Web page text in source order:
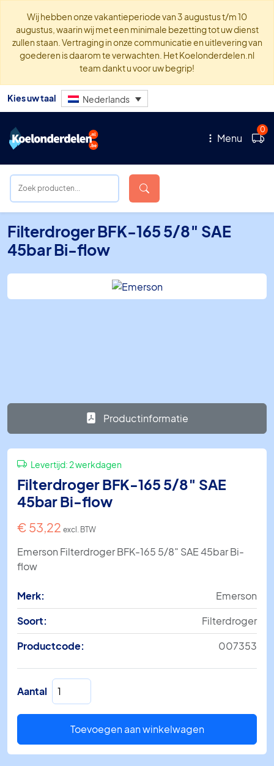
Wij hebben onze vakantieperiode van 3 augustus t/m 10
augustus, waarin wij met een minimale bezetting tot uw dienst
zullen staan. Vertraging in onze communicatie en uitlevering van
goederen is daarom te verwachten. Het Koelonderdelen.nl
team dankt u voor uw begrip!
Kies uw taal Nederlands
Menu
0
Filterdroger BFK-165 5/8″ SAE
45bar Bi-flow
Productinformatie
Levertijd:2 werkdagen
Filterdroger BFK-165 5/8″ SAE
45bar Bi-flow
€ 53,22 excl. BTW
Emerson Filterdroger BFK-165 5/8″ SAE 45bar Bi-
flow
Merk:
Emerson
Soort:
Filterdroger
Productcode:
007353
Aantal Filterdroger
BFK-
165
5/8"
SAE
45bar
Toevoegen aan winkelwagen